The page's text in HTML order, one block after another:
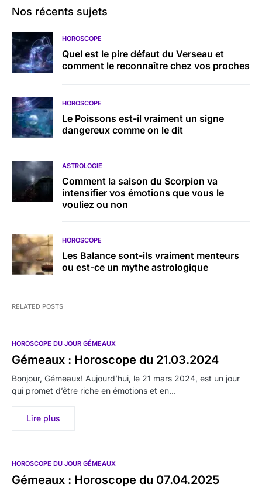
Nos récents sujets
HOROSCOPE
Quel est le pire défaut du Verseau et
comment le reconnaître chez vos proches
HOROSCOPE
Le Poissons est-il vraiment un signe
dangereux comme on le dit
ASTROLOGIE
Comment la saison du Scorpion va
intensifier vos émotions que vous le
vouliez ou non
HOROSCOPE
Les Balance sont-ils vraiment menteurs
ou est-ce un mythe astrologique
RELATED POSTS
HOROSCOPE DU JOUR GÉMEAUX
Gémeaux : Horoscope du 21.03.2024
Bonjour, Gémeaux! Aujourd’hui, le 21 mars 2024, est un jour
qui promet d’être riche en émotions et en…
Lire plus
HOROSCOPE DU JOUR GÉMEAUX
Gémeaux : Horoscope du 07.04.2025